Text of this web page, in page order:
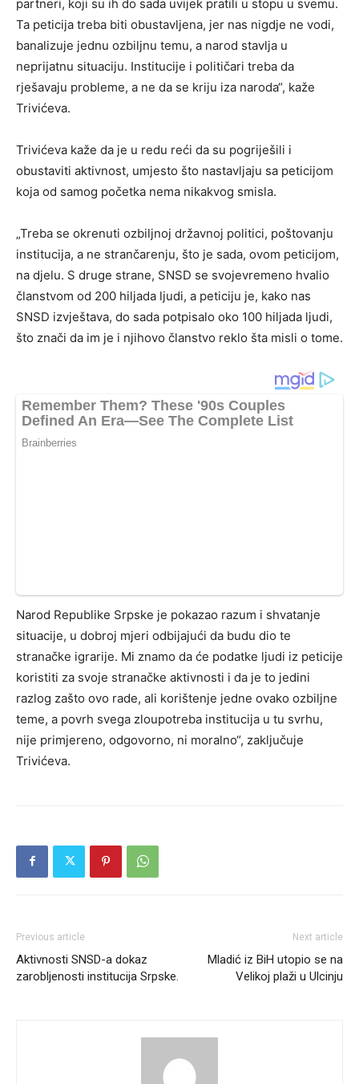
partneri, koji su ih do sada uvijek pratili u stopu u svemu.
Ta peticija treba biti obustavljena, jer nas nigdje ne vodi,
banalizuje jednu ozbiljnu temu, a narod stavlja u
neprijatnu situaciju. Institucije i političari treba da
rješavaju probleme, a ne da se kriju iza naroda“, kaže
Trivićeva.
Trivićeva kaže da je u redu reći da su pogriješili i
obustaviti aktivnost, umjesto što nastavljaju sa peticijom
koja od samog početka nema nikakvog smisla.
„Treba se okrenuti ozbiljnoj državnoj politici, poštovanju
institucija, a ne strančarenju, što je sada, ovom peticijom,
na djelu. S druge strane, SNSD se svojevremeno hvalio
članstvom od 200 hiljada ljudi, a peticiju je, kako nas
SNSD izvještava, do sada potpisalo oko 100 hiljada ljudi,
što znači da im je i njihovo članstvo reklo šta misli o tome.
Narod Republike Srpske je pokazao razum i shvatanje
situacije, u dobroj mjeri odbijajući da budu dio te
stranačke igrarije. Mi znamo da će podatke ljudi iz peticije
koristiti za svoje stranačke aktivnosti i da je to jedini
razlog zašto ovo rade, ali korištenje jedne ovako ozbiljne
teme, a povrh svega zloupotreba institucija u tu svrhu,
nije primjereno, odgovorno, ni moralno“, zaključuje
Trivićeva.
Previous article
Aktivnosti SNSD-a dokaz
zarobljenosti institucija Srpske.
Next article
Mladić iz BiH utopio se na
Velikoj plaži u Ulcinju